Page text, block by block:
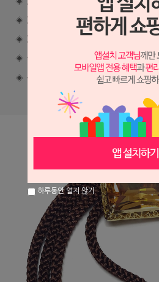
하루동안 열지 않기